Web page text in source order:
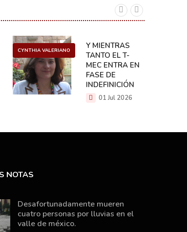
CYNTHIA VALERIANO
Y MIENTRAS
TANTO EL T-
MEC ENTRA EN
FASE DE
INDEFINICIÓN
01 Jul 2026
NOTAS
Desafortunadamente mueren
cuatro personas por lluvias en el
valle de méxico.